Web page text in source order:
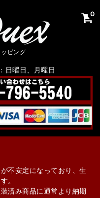
ピング
曜日、月曜日
0
不安定になっており、生
。
済み商品に通常より納期